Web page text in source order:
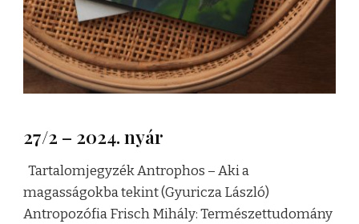
27/2 – 2024. nyár
Tartalomjegyzék Antrophos – Aki a
magasságokba tekint (Gyuricza László)
Antropozófia Frisch Mihály: Természettudomány